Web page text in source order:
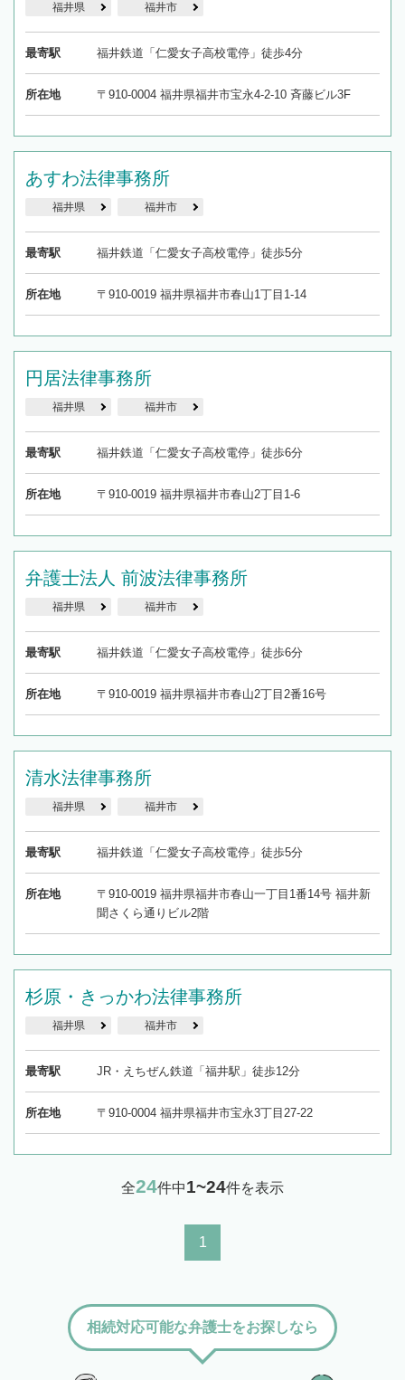
福井県 福井市
最寄駅 福井鉄道「仁愛女子高校電停」徒歩4分
所在地 〒910-0004 福井県福井市宝永4-2-10 斉藤ビル3F
あすわ法律事務所
福井県 福井市
最寄駅 福井鉄道「仁愛女子高校電停」徒歩5分
所在地 〒910-0019 福井県福井市春山1丁目1-14
円居法律事務所
福井県 福井市
最寄駅 福井鉄道「仁愛女子高校電停」徒歩6分
所在地 〒910-0019 福井県福井市春山2丁目1-6
弁護士法人 前波法律事務所
福井県 福井市
最寄駅 福井鉄道「仁愛女子高校電停」徒歩6分
所在地 〒910-0019 福井県福井市春山2丁目2番16号
清水法律事務所
福井県 福井市
最寄駅 福井鉄道「仁愛女子高校電停」徒歩5分
所在地
〒910-0019 福井県福井市春山一丁目1番14号 福井新
聞さくら通りビル2階
杉原・きっかわ法律事務所
福井県 福井市
最寄駅 JR・えちぜん鉄道「福井駅」徒歩12分
所在地 〒910-0004 福井県福井市宝永3丁目27-22
全24件中1~24件を表示
1
相続対応可能な弁護士をお探しなら